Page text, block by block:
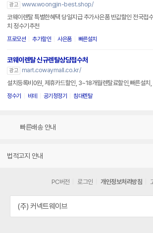
광고 www.woongjin-best.shop/
코웨이렌탈 특별한혜택 당일지급 추가사은품 반값할인 전국접
치 정수기추천
프로모션 추가할인 사은품 빠른설치
코웨이렌탈 신규렌탈상담접수처
광고
mart.cowaymall.co.kr/
설치등록비0원, 제휴카드할인, 3~18개월렌탈료할인,빠른설치
정수기 비데 공기청정기 침대렌탈
빠른배송 안내
법적고지 안내
PC버전 로그인 개인정보처리방침
(주) 커넥트웨이브